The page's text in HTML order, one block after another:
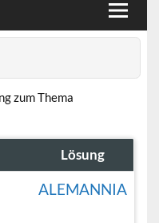
zum Thema
Lösung
ALEMANNIA